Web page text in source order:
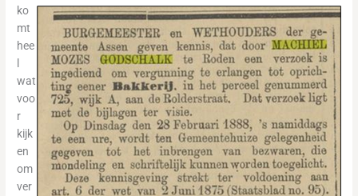
ko
mt
hee
wat
voo
r
kijk
en
om
ver